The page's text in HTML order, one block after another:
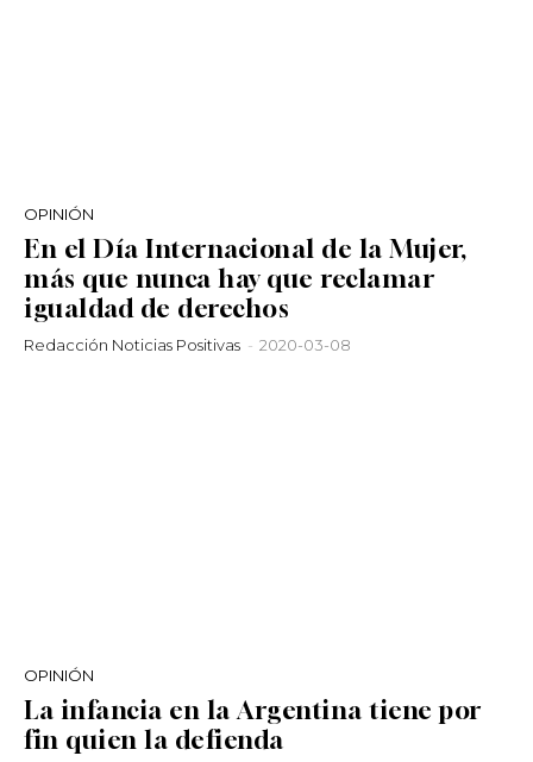
OPINIÓN
En el Día Internacional de la Mujer,
más que nunca hay que reclamar
igualdad de derechos
Redacción Noticias Positivas - 2020-03-08
OPINIÓN
La infancia en la Argentina tiene por
fin quien la defienda